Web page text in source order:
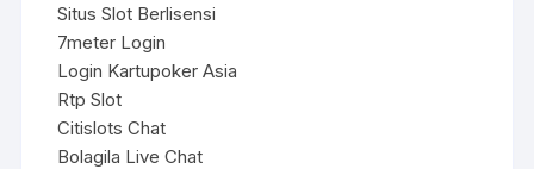
Situs Slot Berlisensi
7meter Login
Login Kartupoker Asia
Rtp Slot
Citislots Chat
Bolagila Live Chat